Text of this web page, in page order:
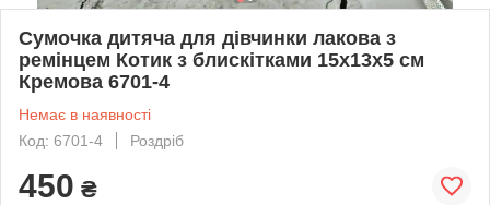
Сумочка дитяча для дівчинки лакова з
ремінцем Котик з блискітками 15х13х5 см
Кремова 6701-4
Немає в наявності
Код: 6701-4
Роздріб
450 ₴